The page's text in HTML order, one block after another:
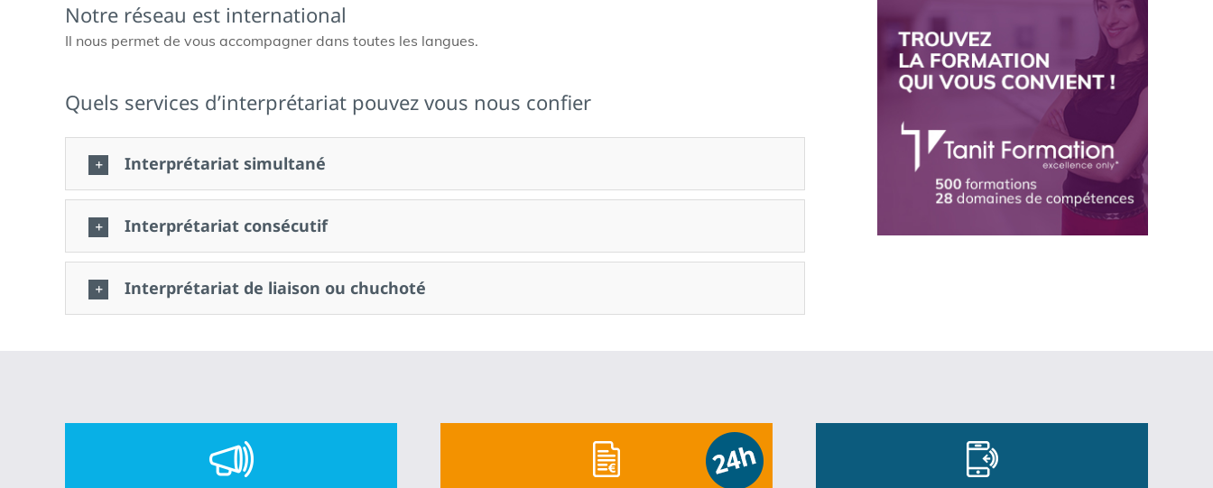
Notre réseau est international
Il nous permet de vous accompagner dans toutes les langues.
Quels services d’interprétariat pouvez vous nous confier
Interprétariat simultané
Interprétariat consécutif
Interprétariat de liaison ou chuchoté